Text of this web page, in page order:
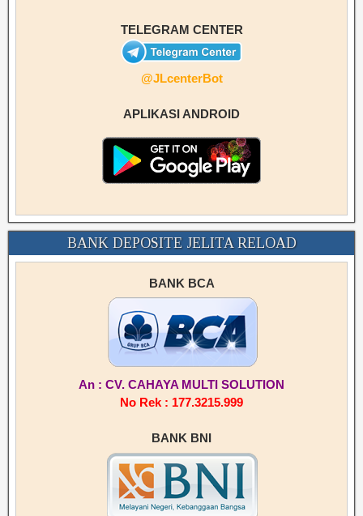
TELEGRAM CENTER
@JLcenterBot
APLIKASI ANDROID
BANK DEPOSITE JELITA RELOAD
BANK BCA
An : CV. CAHAYA MULTI SOLUTION
No Rek : 177.3215.999
BANK BNI